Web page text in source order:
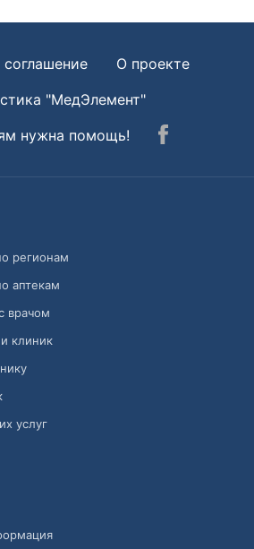
соглашение
О проекте
"МедЭлемент"
нужна помощь!
регионам
аптекам
врачом
клиник
услуг